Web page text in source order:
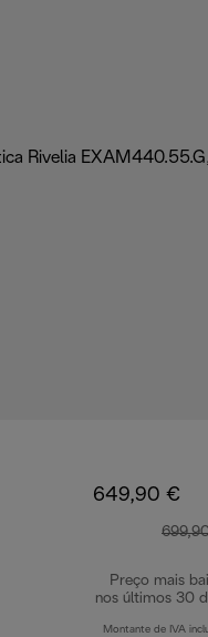
649,90 €
Preço mais
nos últimos 30
Montante de IVA